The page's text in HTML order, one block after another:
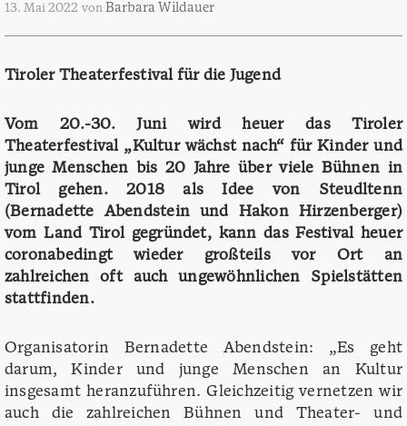
13. Mai 2022 von Barbara Wildauer
Tiroler Theaterfestival für die Jugend
Vom 20.-30. Juni wird heuer das Tiroler
Theaterfestival „Kultur wächst nach“ für Kinder und
junge Menschen bis 20 Jahre über viele Bühnen in
Tirol gehen. 2018 als Idee von Steudltenn
(Bernadette Abendstein und Hakon Hirzenberger)
vom Land Tirol gegründet, kann das Festival heuer
coronabedingt wieder großteils vor Ort an
zahlreichen oft auch ungewöhnlichen Spielstätten
stattfinden.
Organisatorin Bernadette Abendstein: „Es geht
darum, Kinder und junge Menschen an Kultur
insgesamt heranzuführen. Gleichzeitig vernetzen wir
auch die zahlreichen Bühnen und Theater- und